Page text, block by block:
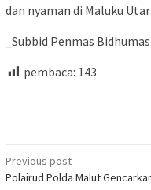
dan nyaman di Maluku
_Subbid Penmas
pembaca: 143
Post
Previous post
Polairud Polda Malut